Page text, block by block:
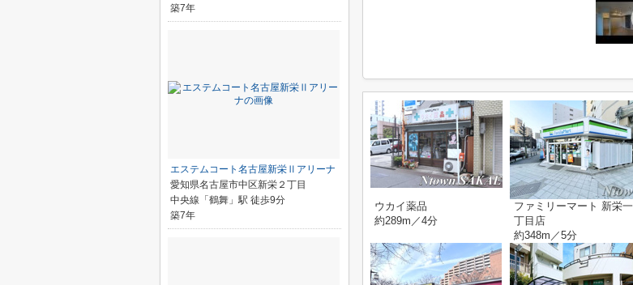
ウカイ薬品
約289m／4分
ファミリーマート 新栄一
丁目店
約348m／5分
築7年
エステムコート名古屋新栄Ⅱアリーナ
愛知県名古屋市中区新栄２丁目
中央線「鶴舞」駅 徒歩9分
築7年